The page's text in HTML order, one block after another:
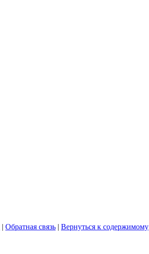
| Обратная связь | Вернуться к содержимому